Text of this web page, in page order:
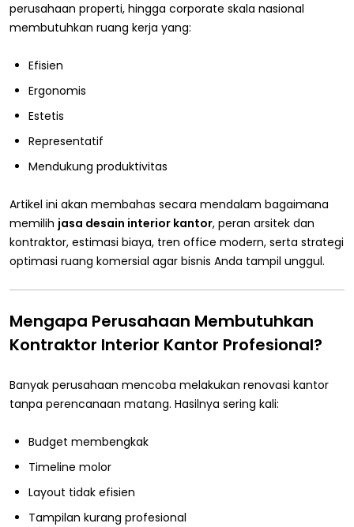
perusahaan properti, hingga corporate skala nasional
membutuhkan ruang kerja yang:
Efisien
Ergonomis
Estetis
Representatif
Mendukung produktivitas
Artikel ini akan membahas secara mendalam bagaimana
memilih jasa desain interior kantor, peran arsitek dan
kontraktor, estimasi biaya, tren office modern, serta strategi
optimasi ruang komersial agar bisnis Anda tampil unggul.
Mengapa Perusahaan Membutuhkan
Kontraktor Interior Kantor Profesional?
Banyak perusahaan mencoba melakukan renovasi kantor
tanpa perencanaan matang. Hasilnya sering kali:
Budget membengkak
Timeline molor
Layout tidak efisien
Tampilan kurang profesional